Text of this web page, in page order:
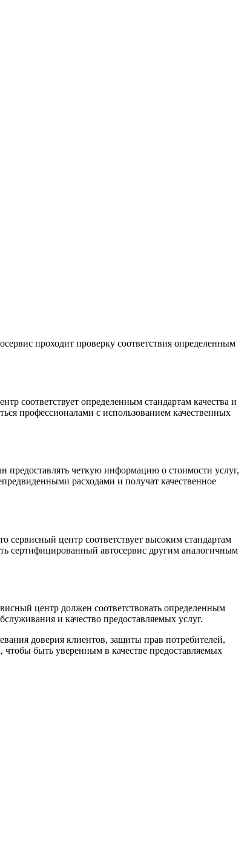
проходит проверку соответствия определенным
соответствует определенным стандартам качества и
профессионалами с использованием качественных
предоставлять четкую информацию о стоимости услуг,
расходами и получат качественное
сервисный центр соответствует высоким стандартам
сертифицированный автосервис другим аналогичным
центр должен соответствовать определенным
и качество предоставляемых услуг.
доверия клиентов, защиты прав потребителей,
быть уверенным в качестве предоставляемых